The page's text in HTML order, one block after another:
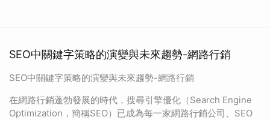
SEO中關鍵字策略的演變與未來趨勢-網路行銷
SEO中關鍵字策略的演變與未來趨勢-網路行銷
在網路行銷蓬勃發展的時代，搜尋引擎優化（Search Engine
Optimization，簡稱SEO）已成為每一家網路行銷公司、SEO